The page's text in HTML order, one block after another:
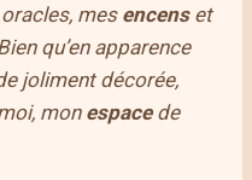
mes encenset
qu’en apparence
joliment décorée,
monespacede